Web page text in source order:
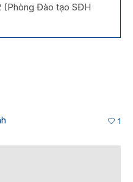
(Phòng Đào tạo SĐH
1